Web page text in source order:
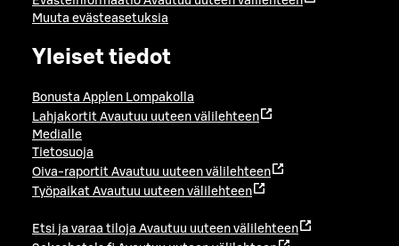
Muuta evästeasetuksia
Yleiset tiedot
Bonusta Applen Lompakolla
Lahjakortit Avautuu uuteen välilehteen
Medialle
Tietosuoja
Oiva-raportit Avautuu uuteen välilehteen
Työpaikat Avautuu uuteen välilehteen
Etsi ja varaa tiloja Avautuu uuteen välilehteen